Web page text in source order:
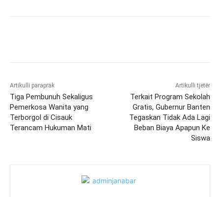
Artikulli paraprak
Tiga Pembunuh Sekaligus
Pemerkosa Wanita yang
Terborgol di Cisauk
Terancam Hukuman Mati
Artikulli tjetër
Terkait Program Sekolah
Gratis, Gubernur Banten
Tegaskan Tidak Ada Lagi
Beban Biaya Apapun Ke
Siswa